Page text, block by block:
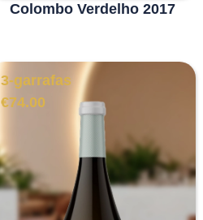
Colombo Verdelho 2017
3-garrafas
€74.00